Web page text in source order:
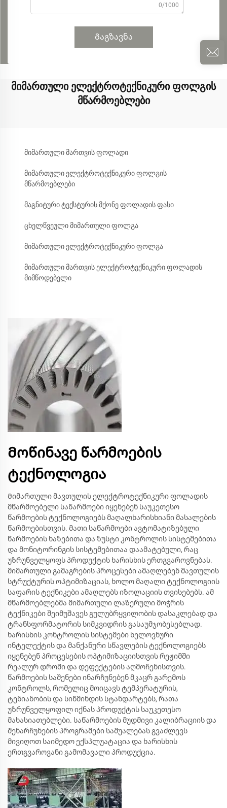
0/1000
Გაგზავნა
მიმართული ელექტროტექნიკური ფოლგის
მწარმოებლები
მიმართული მართვის ფოლადი
მიმართული ელექტროტექნიკური ფოლგის
მწარმოებლები
მაგნიტური ტექსტურის მქონე ფოლადის ფასი
ცხელწვეული მიმართული ფოლგა
მიმართული ელექტროტექნიკური ფოლგა
მიმართული მართვის ელექტროტექნიკური ფოლადის
მიმწოდებელი
Მოწინავე წარმოების
ტექნოლოგია
Მიმართული მავთულის ელექტროტექნიკური ფოლადის
მწარმოებელი საწარმოები იყენებენ საუკეთესო
წარმოების ტექნოლოგიებს მაღალხარისხიანი მასალების
წარმოებისთვის. მათი საწარმოები ავტომატიზებული
წარმოების ხაზებითა და ზუსტი კონტროლის სისტემებითა
და მონიტორინგის სისტემებითაა დაამატებული, რაც
უზრუნველყოფს პროდუქტის ხარისხის ერთგვაროვნებას.
მიმართული გამაგრების პროცესები ამაღლებენ მავთულის
სტრუქტურის ოპტიმიზაციას, ხოლო მაღალი ტექნოლოგიის
საფარის ტექნიკები ამაღლებს იზოლაციის თვისებებს. ამ
მწარმოებლებმა მიმართული ლაზერული მოჭრის
ტექნიკები შეიმუშავეს გულუბრყვილობის დასაკლებად და
ტრანსფორმატორის სიმკვიდრის გასაუმჯობესებლად.
ხარისხის კონტროლის სისტემები ხელოვნური
ინტელექტის და მანქანური სწავლების ტექნოლოგიებს
იყენებენ პროცესების ოპტიმიზაციისთვის რეჟიმში
რეალურ დროში და დეფექტების აღმოჩენისთვის.
წარმოების საშენები ინარჩუნებენ მკაცრ გარემოს
კონტროლს, რომელიც მოიცავს ტემპერატურის,
ტენიანობის და სიწმინდის სტანდარტებს, რათა
უზრუნველყოფილ იქნას პროდუქტის საუკეთესო
მახასიათებლები. საწარმოების მუდმივი კალიბრაციის და
შენარჩუნების პროგრამები საშუალებას გვაძლევს
მივიღოთ საიმედო ექსპლუატაცია და ხარისხის
ერთგვაროვანი გამომავალი პროდუქცია.